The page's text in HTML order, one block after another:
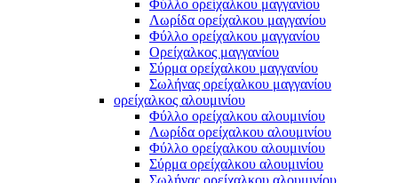
Φύλλο ορείχαλκου μαγγανίου
Λωρίδα ορείχαλκου μαγγανίου
Φύλλο ορείχαλκου μαγγανίου
Ορείχαλκος μαγγανίου
Σύρμα ορείχαλκου μαγγανίου
Σωλήνας ορείχαλκου μαγγανίου
ορείχαλκος αλουμινίου
Φύλλο ορείχαλκου αλουμινίου
Λωρίδα ορείχαλκου αλουμινίου
Φύλλο ορείχαλκου αλουμινίου
Σύρμα ορείχαλκου αλουμινίου
Σωλήνας ορείχαλκου αλουμινίου